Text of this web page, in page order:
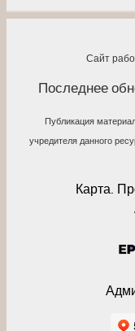
Сайт
Последнее
Публикация
учредителя данного
Карта.